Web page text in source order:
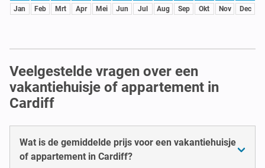
Jan Feb Mrt Apr Mei Jun Jul Aug Sep Okt Nov Dec
Veelgestelde vragen over een
vakantiehuisje of appartement in
Cardiff
Wat is de gemiddelde prijs voor een vakantiehuisje
of appartement in Cardiff?